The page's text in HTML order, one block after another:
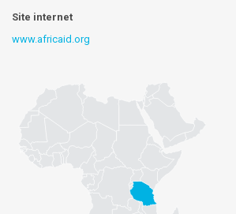
Site internet
www.africaid.org